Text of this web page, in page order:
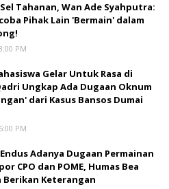
Tahanan, Wan Ade Syahputra:
Pihak Lain 'Bermain' dalam
PM
Gelar Untuk Rasa di
Ungkap Ada Dugaan Oknum
dari Kasus Bansos Dumai
PM
Endus Adanya Dugaan Permainan
CPO dan POME, Humas Bea
Berikan Keterangan